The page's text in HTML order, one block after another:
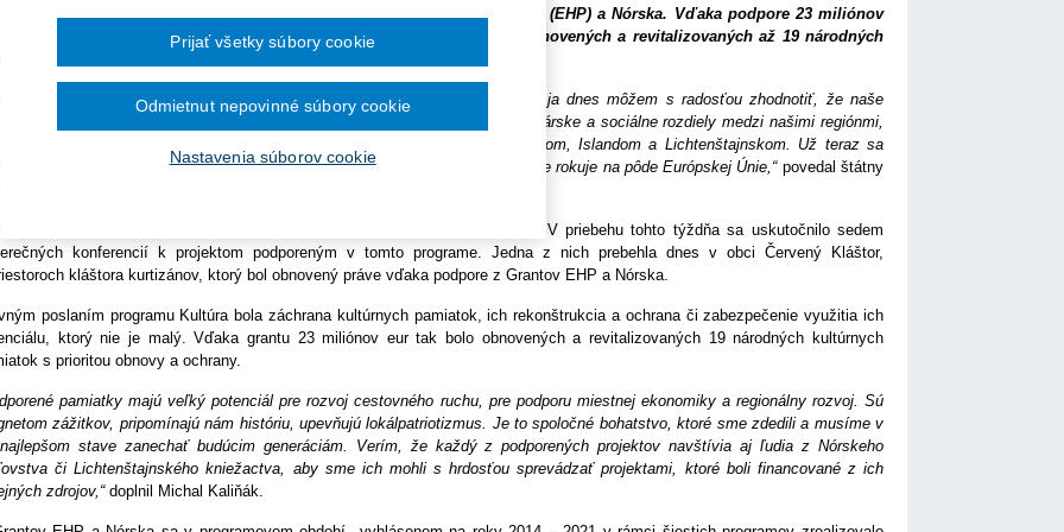
žiadostí o dotácie
pre zhotovenie analýzy
dunajského
November 2024
Október 2024
September 2024
August 2024
Máj 2024
2023
November 2023
September 2023
v rámci mechanizmu Grantov Európskeho hospodárskeho priestoru (EHP) a Nórska. Vďaka podpore 23 miliónov
z tohto programu bolo v rámci programového obdobia 2014 – 2021 obnovených a revitalizovaných až 19 národných
pamiatok s prioritou obnovy a ochrany.
programové obdobie Grantov EHP a Nórska sa blíži k svojmu koncu a ja dnes môžem s radosťou zhodnotiť, že naše
ciele programu sme úspešne naplnili. Podarilo sa nám znižovať hospodárske a sociálne rozdiely medzi našimi regiónmi,
sme tiež výnimočnú bilaterálnu spoluprácu medzi Slovenskom a Nórskom, Islandom a Lichtenštajnskom. Už teraz sa
na ďalšie obdobie týchto finančných mechanizmov, o ktorom sa momentálne rokuje na pôde Európskej Únie,“ povedal štátny
MIRRI SR Michal Kaliňák.
z programov mechanizmu Grantov EHP a Nórska je program Kultúra. V priebehu tohto týždňa sa uskutočnilo sedem
konferencií k projektom podporeným v tomto programe. Jedna z nich prebehla dnes v obci Červený Kláštor,
kláštora kurtizánov, ktorý bol obnovený práve vďaka podpore z Grantov EHP a Nórska.
poslaním programu Kultúra bola záchrana kultúrnych pamiatok, ich rekonštrukcia a ochrana či zabezpečenie využitia ich
ktorý nie je malý. Vďaka grantu 23 miliónov eur tak bolo obnovených a revitalizovaných 19 národných kultúrnych
s prioritou obnovy a ochrany.
pamiatky majú veľký potenciál pre rozvoj cestovného ruchu, pre podporu miestnej ekonomiky a regionálny rozvoj. Sú
zážitkov, pripomínajú nám históriu, upevňujú lokálpatriotizmus. Je to spoločné bohatstvo, ktoré sme zdedili a musíme v
stave zanechať budúcim generáciám. Verím, že každý z podporených projektov navštívia aj ľudia z Nórskeho
či Lichtenštajnského kniežactva, aby sme ich mohli s hrdosťou sprevádzať projektami, ktoré boli financované z ich
zdrojov,“doplnil Michal Kaliňák.
Nastavenia súborov cookie
Odmietnut nepovinné súbory cookie
Prijať všetky súbory cookie